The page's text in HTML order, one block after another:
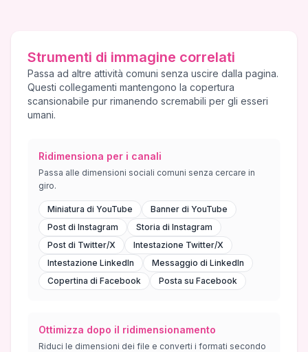
Strumenti di immagine correlati
Passa ad altre attività comuni senza uscire dalla pagina.
Questi collegamenti mantengono la copertura
scansionabile pur rimanendo scremabili per gli esseri
umani.
Ridimensiona per i canali
Passa alle dimensioni sociali comuni senza cercare in
giro.
Miniatura di YouTube
Banner di YouTube
Post di Instagram
Storia di Instagram
Post di Twitter/X
Intestazione Twitter/X
Intestazione LinkedIn
Messaggio di LinkedIn
Copertina di Facebook
Posta su Facebook
Ottimizza dopo il ridimensionamento
Riduci le dimensioni dei file e converti i formati secondo